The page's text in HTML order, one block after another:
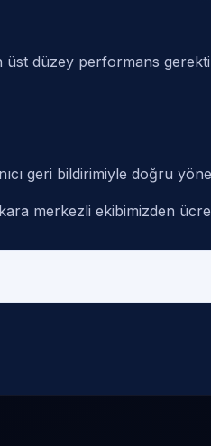
üst düzey performans
geri bildirimiyle doğru yöne
merkezli ekibimizden